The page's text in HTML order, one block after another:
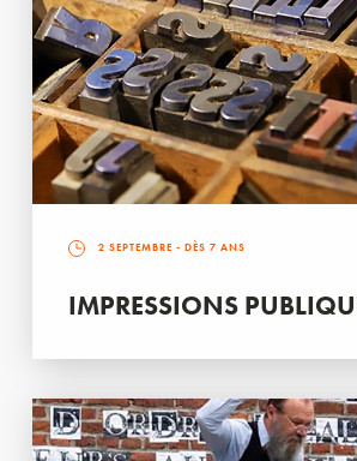
2 SEPTEMBRE - DÈS 7 ANS
IMPRESSIONS